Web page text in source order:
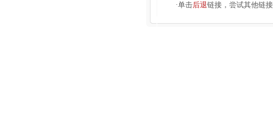
·单击后退链接，尝试其他链